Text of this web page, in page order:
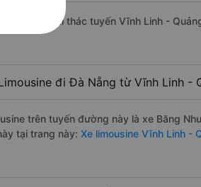
đôi khai thác tuyến Vĩnh Linh -
đi Đà Nẵng từ Vĩnh Linh -
trên tuyến đường này là xe Băng
tại trang này: Xe limousine Vĩnh Linh -